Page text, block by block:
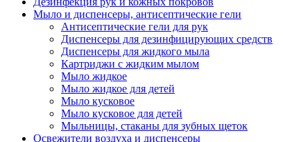
Мыло и диспенсеры, антисептические гели
Антисептические гели для рук
Диспенсеры для дезинфицирующих средств
Диспенсеры для жидкого мыла
Картриджи с жидким мылом
Мыло жидкое
Мыло жидкое для детей
Мыло кусковое
Мыло кусковое для детей
Мыльницы, стаканы для зубных щеток
Освежители воздуха и диспенсеры